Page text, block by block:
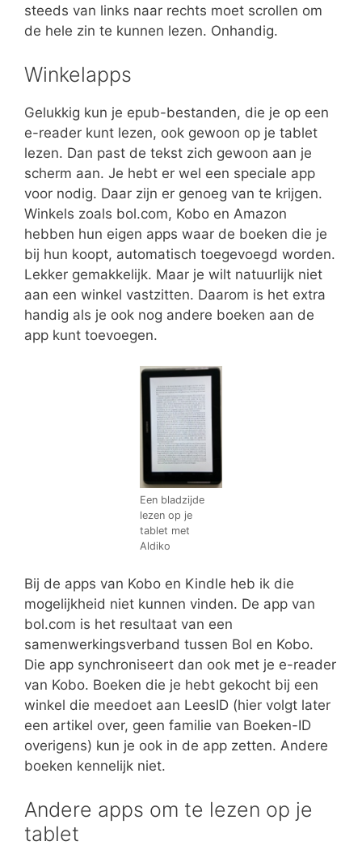
steeds van links naar rechts moet scrollen om
de hele zin te kunnen lezen. Onhandig.
Winkelapps
Gelukkig kun je epub-bestanden, die je op een
e-reader kunt lezen, ook gewoon op je tablet
lezen. Dan past de tekst zich gewoon aan je
scherm aan. Je hebt er wel een speciale app
voor nodig. Daar zijn er genoeg van te krijgen.
Winkels zoals bol.com, Kobo en Amazon
hebben hun eigen apps waar de boeken die je
bij hun koopt, automatisch toegevoegd worden.
Lekker gemakkelijk. Maar je wilt natuurlijk niet
aan een winkel vastzitten. Daarom is het extra
handig als je ook nog andere boeken aan de
app kunt toevoegen.
Een bladzijde
lezen op je
tablet met
Aldiko
Bij de apps van Kobo en Kindle heb ik die
mogelijkheid niet kunnen vinden. De app van
bol.com is het resultaat van een
samenwerkingsverband tussen Bol en Kobo.
Die app synchroniseert dan ook met je e-reader
van Kobo. Boeken die je hebt gekocht bij een
winkel die meedoet aan LeesID (hier volgt later
een artikel over, geen familie van Boeken-ID
overigens) kun je ook in de app zetten. Andere
boeken kennelijk niet.
Andere apps om te lezen op je
tablet